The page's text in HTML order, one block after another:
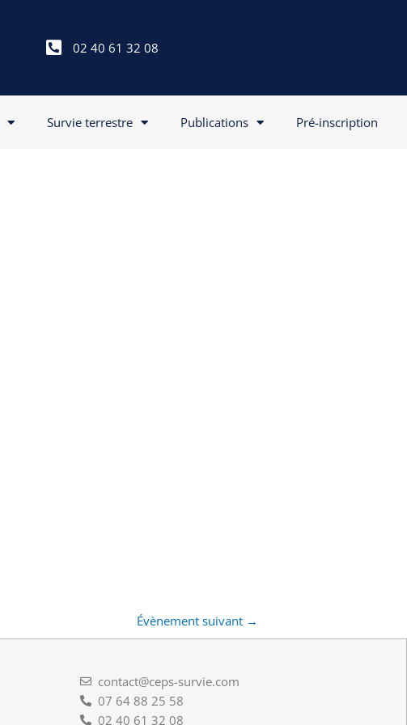
02 40 61 32 08
Survie terrestre Publications Pré-inscription
Évènement suivant →
contact@ceps-survie.com
07 64 88 25 58
02 40 61 32 08